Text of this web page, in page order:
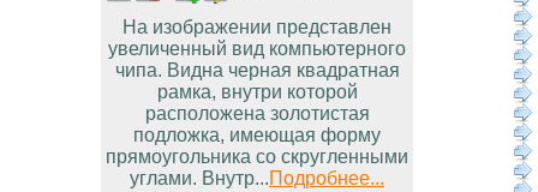
На изображении представлен
увеличенный вид компьютерного
чипа. Видна черная квадратная
рамка, внутри которой
расположена золотистая
подложка, имеющая форму
прямоугольника со скругленными
углами. Внутр...Подробнее...